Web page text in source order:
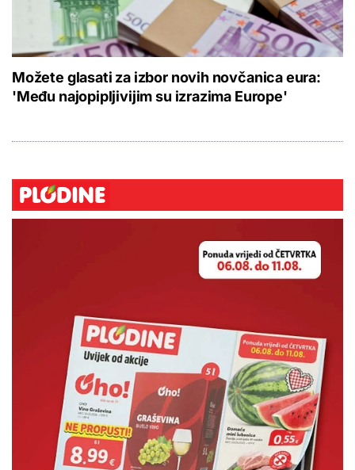
Možete glasati za izbor novih novčanica eura:
'Među najopipljivijim su izrazima Europe'